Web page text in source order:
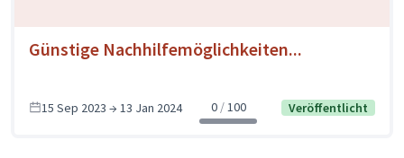
Günstige Nachhilfemöglichkeiten...
15 Sep 2023 → 13 Jan 2024 0 100 Veröffentlicht